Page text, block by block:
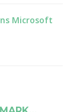
Microsoft